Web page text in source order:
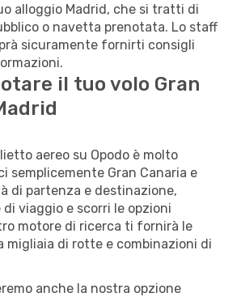
alloggio Madrid, che si tratti di
o navetta prenotata. Lo staff
sicuramente fornirti consigli
il tuo volo Gran
aereo su Opodo è molto
semplicemente Gran Canaria e
di partenza e destinazione,
viaggio e scorri le opzioni
motore di ricerca ti fornirà le
migliaia di rotte e combinazioni di
anche la nostra opzione